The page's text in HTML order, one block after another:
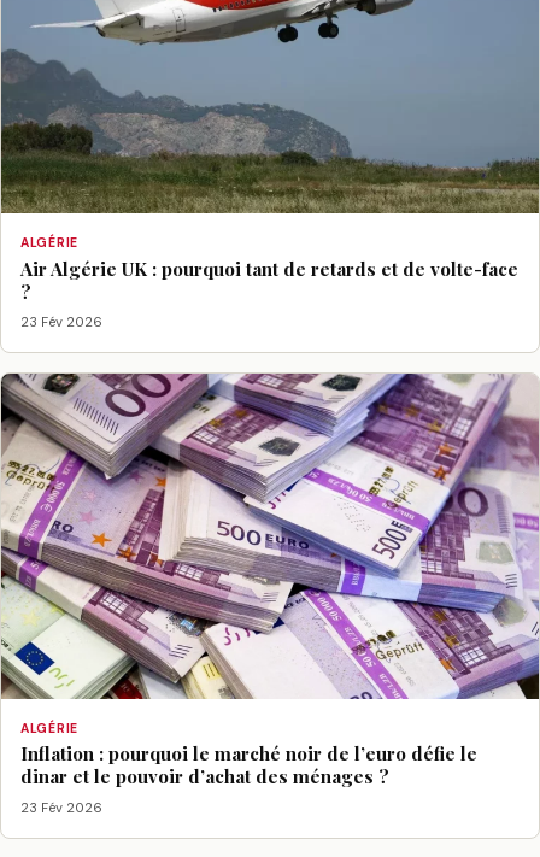
ALGÉRIE
Air Algérie UK : pourquoi tant de retards et de volte-face
?
23 Fév 2026
ALGÉRIE
Inflation : pourquoi le marché noir de l’euro défie le
dinar et le pouvoir d’achat des ménages ?
23 Fév 2026